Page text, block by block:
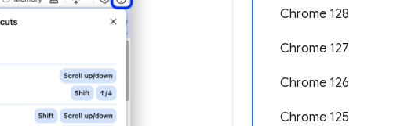
Chrome 128
Chrome 127
Chrome 126
Chrome 125